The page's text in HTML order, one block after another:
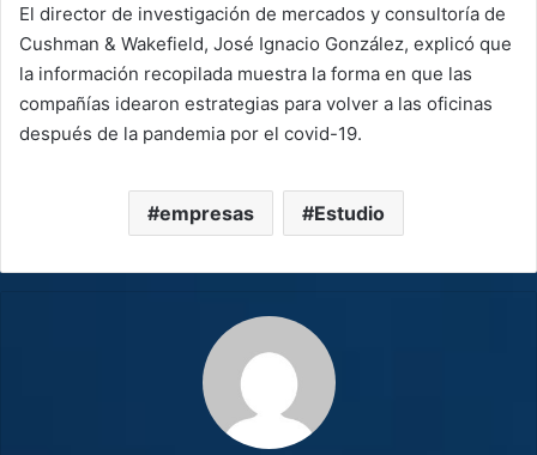
El director de investigación de mercados y consultoría de
Cushman & Wakefield, José Ignacio González, explicó que
la información recopilada muestra la forma en que las
compañías idearon estrategias para volver a las oficinas
después de la pandemia por el covid-19.
empresas Estudio